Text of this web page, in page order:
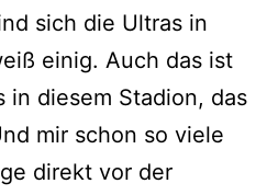
sich die Ultras in
einig. Auch das ist
in diesem Stadion, das
mir schon so viele
direkt vor der